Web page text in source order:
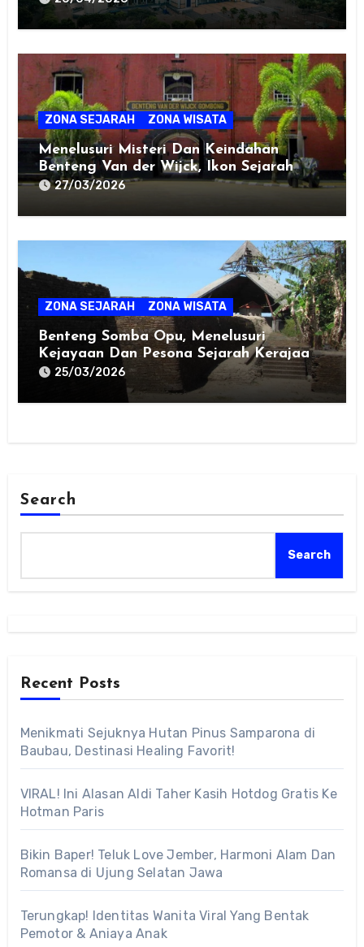
ZONA SEJARAH ZONA WISATA
Menelusuri Misteri Dan Keindahan
Benteng Van der Wijck, Ikon Sejarah
Kebumen!
27/03/2026
ZONA SEJARAH ZONA WISATA
Benteng Somba Opu, Menelusuri
Kejayaan Dan Pesona Sejarah Kerajaan
Gowa
25/03/2026
Search
Search
Recent Posts
Menikmati Sejuknya Hutan Pinus Samparona di
Baubau, Destinasi Healing Favorit!
VIRAL! Ini Alasan Aldi Taher Kasih Hotdog Gratis Ke
Hotman Paris
Bikin Baper! Teluk Love Jember, Harmoni Alam Dan
Romansa di Ujung Selatan Jawa
Terungkap! Identitas Wanita Viral Yang Bentak
Pemotor & Aniaya Anak